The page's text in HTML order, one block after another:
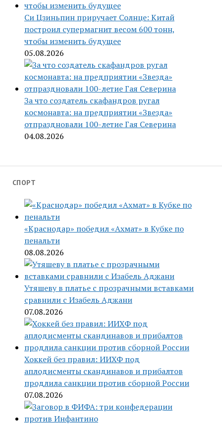
Си Цзиньпин приручает Солнце: Китай
построил супермагнит весом 600 тонн,
чтобы изменить будущее
05.08.2026
За что создатель скафандров ругал
космонавта: на предприятии «Звезда»
отпраздновали 100-летие Гая Северина
04.08.2026
СПОРТ
«Краснодар» победил «Ахмат» в Кубке по
пенальти
08.08.2026
Утяшеву в платье с прозрачными вставками
сравнили с Изабель Аджани
07.08.2026
Хоккей без правил: ИИХФ под
аплодисменты скандинавов и прибалтов
продлила санкции против сборной России
07.08.2026